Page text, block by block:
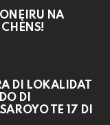
NA
DI LOKALIDAT
DI
TE 17 DI